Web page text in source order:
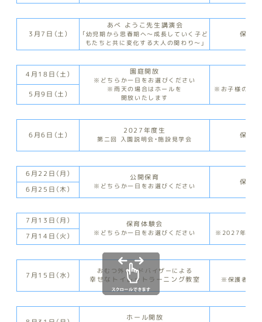
3月7日（土）
あべ ようこ先生講演会
「幼児期から思春期へ～成長していく子ど
もたちと共に変化する大人の関わり～」
保護
4月18日（土） 園庭開放
※どちらか一日をお選びください
※雨天の場合はホールを
開放いたします
※お子様の年
5月9日（土）
6月6日（土） 2027年度生
第二回 入園説明会・施設見学会 保護
6月22日（月） 公開保育
※どちらか一日をお選びください 保護
6月25日（木）
7月13日（月） 保育体験会
※どちらか一日をお選びください ※2027年度入
7月14日（火）
7月15日（水） おむつ外しアドバイザーによる
幸せなトイレットラーニング教室 ※保護者の
ホール開放